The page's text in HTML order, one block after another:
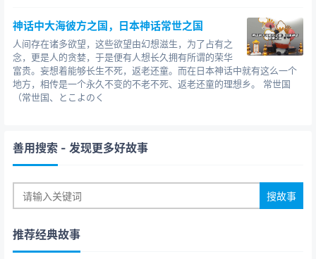
神话中大海彼方之国，日本神话常世之国
人间存在诸多欲望，这些欲望由幻想滋生，为了占有之
念，更是人的贪婪，于是便有人想长久拥有所谓的荣华
富贵。妄想着能够长生不死，返老还童。而在日本神话中就有这么一个
地方，相传是一个永久不变的不老不死、返老还童的理想乡。 常世国
（常世国、とこよのく
善用搜索 - 发现更多好故事
推荐经典故事